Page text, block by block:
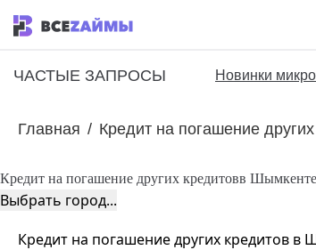
ЧАСТЫЕ ЗАПРОСЫ Новинки
Главная / Кредит на погашение
Кредит на погашение других кредитовв Шымкенте
Выбрать город...
Кредит на погашение других кредитов в